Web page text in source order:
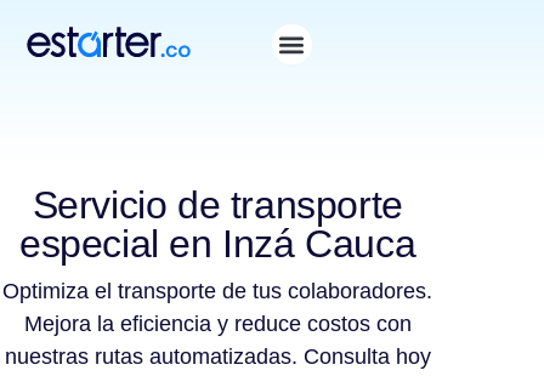
Servicio de transporte
especial en Inzá Cauca
Optimiza el transporte de tus colaboradores.
Mejora la eficiencia y reduce costos con
nuestras rutas automatizadas. Consulta hoy